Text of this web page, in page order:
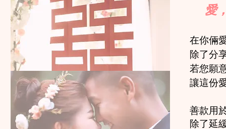
愛
在你倆
除了分
若您願
讓這份
善款用
除了延